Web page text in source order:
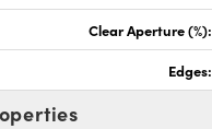
Clear Aperture (%):
Edges: